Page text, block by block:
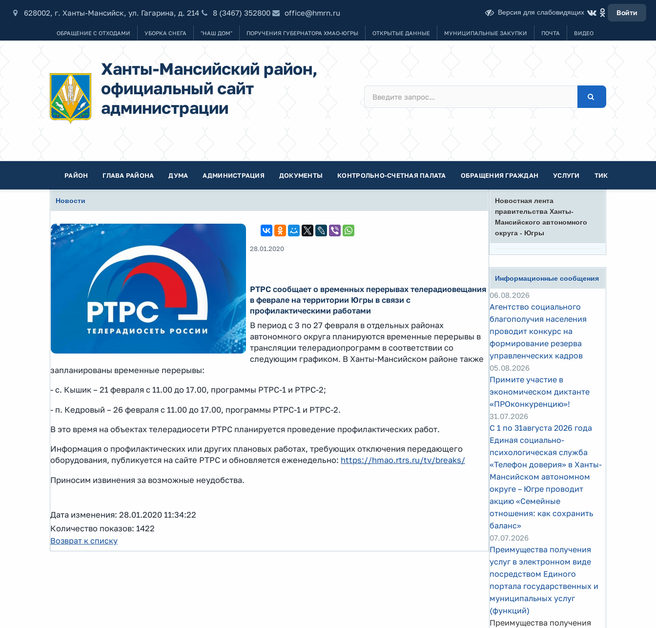
628002, г. Ханты-Мансийск, ул. Гагарина, д. 214 8 (3467) 352800 office@hmrn.ru Версия для слабовидящих Войти
ОБРАЩЕНИЕ С ОТХОДАМИ УБОРКА СНЕГА "НАШ ДОМ" ПОРУЧЕНИЯ ГУБЕРНАТОРА ХМАО-ЮГРЫ ОТКРЫТЫЕ ДАННЫЕ МУНИЦИПАЛЬНЫЕ ЗАКУПКИ ПОЧТА ВИДЕО
Ханты-Мансийский район,
официальный сайт
администрации
РАЙОН ГЛАВА РАЙОНА ДУМА АДМИНИСТРАЦИЯ ДОКУМЕНТЫ КОНТРОЛЬНО-СЧЕТНАЯ ПАЛАТА ОБРАЩЕНИЯ ГРАЖДАН УСЛУГИ ТИК
Новости
28.01.2020
РТРС сообщает о временных перерывах телерадиовещания
в феврале на территории Югры в связи с
профилактическими работами
В период с 3 по 27 февраля в отдельных районах
автономного округа планируются временные перерывы в
трансляции телерадиопрограмм в соответствии со
следующим графиком. В Ханты-Мансийском районе также
запланированы временные перерывы:
- с. Кышик – 21 февраля с 11.00 до 17.00, программы РТРС-1 и РТРС-2;
- п. Кедровый – 26 февраля с 11.00 до 17.00, программы РТРС-1 и РТРС-2.
В это время на объектах телерадиосети РТРС планируется проведение профилактических работ.
Информация о профилактических или других плановых работах, требующих отключения передающего
оборудования, публикуется на сайте РТРС и обновляется еженедельно: https://hmao.rtrs.ru/tv/breaks/
Приносим извинения за возможные неудобства.
Дата изменения: 28.01.2020 11:34:22
Количество показов: 1422
Возврат к списку
Новостная лента
правительства Ханты-
Мансийского автономного
округа - Югры
Информационные сообщения
06.08.2026
Агентство социального
благополучия населения
проводит конкурс на
формирование резерва
управленческих кадров
05.08.2026
Примите участие в
экономическом диктанте
«ПРОконкуренцию»!
31.07.2026
С 1 по 31августа 2026 года
Единая социально-
психологическая служба
«Телефон доверия» в Ханты-
Мансийском автономном
округе – Югре проводит
акцию «Семейные
отношения: как сохранить
баланс»
07.07.2026
Преимущества получения
услуг в электронном виде
посредством Единого
портала государственных и
муниципальных услуг
(функций)
Преимущества получения